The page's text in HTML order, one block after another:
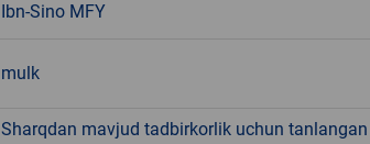
Ibn-Sino MFY
mulk
Sharqdan mavjud tadbirkorlik uchun